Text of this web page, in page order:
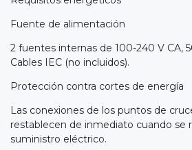
Fuente de alimentación
2 fuentes internas de 100-240 V CA,
Cables IEC (no incluidos).
Protección contra cortes de energía
Las conexiones de los puntos de
restablecen de inmediato cuando se
suministro eléctrico.